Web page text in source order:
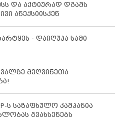
და აქტიურად დგამს
ანექსიისკენ
- დაიღუპა სამი
მეღვინეთა
ს საზაფხულო კამპანია
გვახსენებს